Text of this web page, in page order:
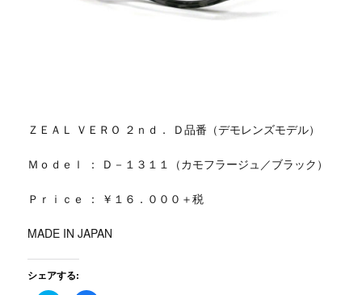
ＺＥＡＬ ＶＥＲＯ ２ｎｄ． Ｄ品番（デモレンズモデル）
Ｍｏｄｅｌ ： Ｄ－１３１１（カモフラージュ／ブラック）
Ｐｒｉｃｅ ： ￥１６．０００＋税
MADE IN JAPAN
シェアする: